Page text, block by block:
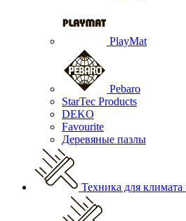
PlayMat
Pebaro
StarTec Products
DEKO
Favourite
Деревяные пазлы
Техника для климата